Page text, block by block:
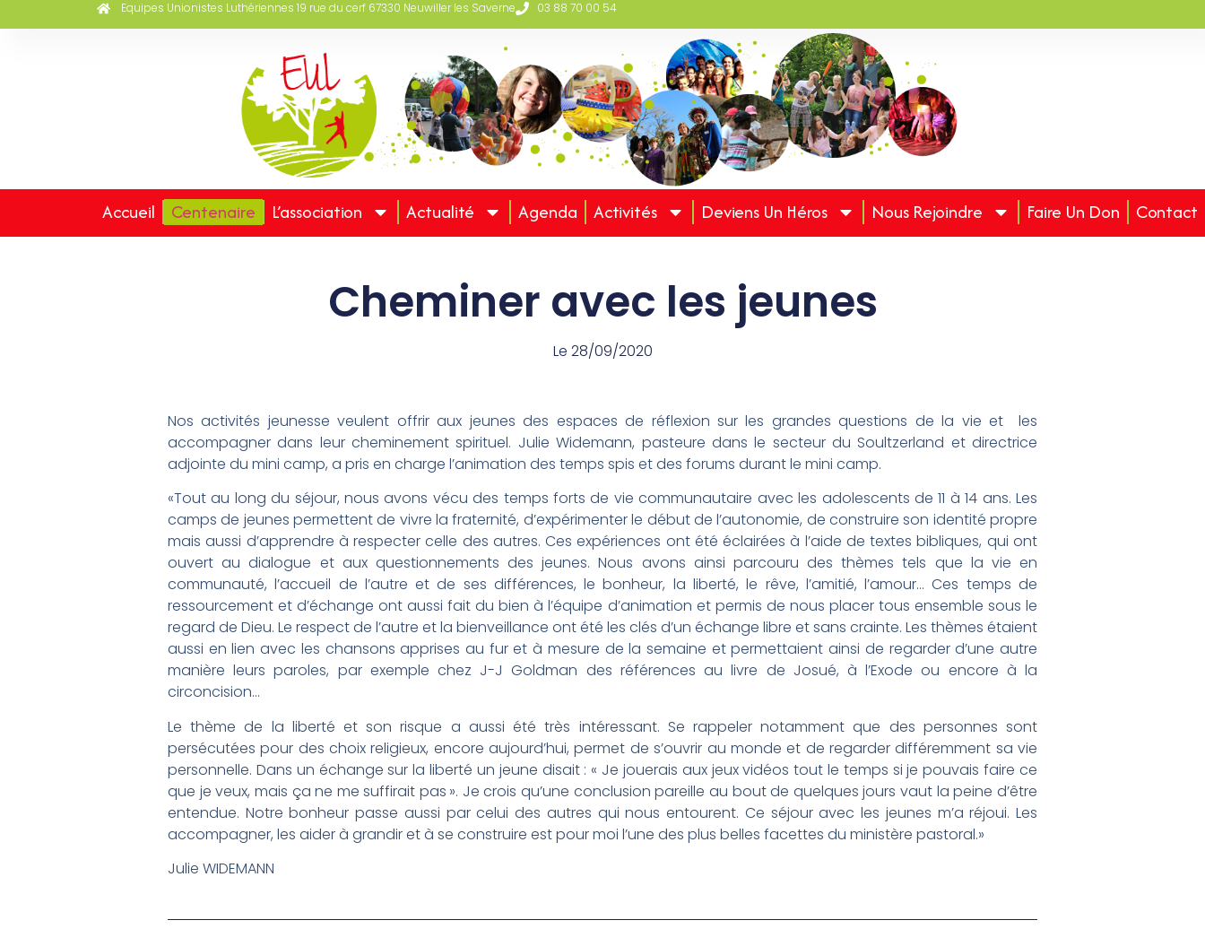
Equipes Unionistes Luthériennes 19 rue du cerf 67330 Neuwiller les Saverne 03 88 70 00 54
Accueil Centenaire L’association Actualité Agenda Activités Deviens Un Héros Nous Rejoindre Faire Un Don Contact
Cheminer avec les jeunes
Le 28/09/2020
Nos activités jeunesse veulent offrir aux jeunes des espaces de réflexion sur les grandes questions de la vie et les
accompagner dans leur cheminement spirituel. Julie Widemann, pasteure dans le secteur du Soultzerland et directrice
adjointe du mini camp, a pris en charge l’animation des temps spis et des forums durant le mini camp.
«Tout au long du séjour, nous avons vécu des temps forts de vie communautaire avec les adolescents de 11 à 14 ans. Les
camps de jeunes permettent de vivre la fraternité, d’expérimenter le début de l’autonomie, de construire son identité propre
mais aussi d’apprendre à respecter celle des autres. Ces expériences ont été éclairées à l’aide de textes bibliques, qui ont
ouvert au dialogue et aux questionnements des jeunes. Nous avons ainsi parcouru des thèmes tels que la vie en
communauté, l’accueil de l’autre et de ses différences, le bonheur, la liberté, le rêve, l’amitié, l’amour… Ces temps de
ressourcement et d’échange ont aussi fait du bien à l’équipe d’animation et permis de nous placer tous ensemble sous le
regard de Dieu. Le respect de l’autre et la bienveillance ont été les clés d’un échange libre et sans crainte. Les thèmes étaient
aussi en lien avec les chansons apprises au fur et à mesure de la semaine et permettaient ainsi de regarder d’une autre
manière leurs paroles, par exemple chez J-J Goldman des références au livre de Josué, à l’Exode ou encore à la
circoncision…
Le thème de la liberté et son risque a aussi été très intéressant. Se rappeler notamment que des personnes sont
persécutées pour des choix religieux, encore aujourd’hui, permet de s’ouvrir au monde et de regarder différemment sa vie
personnelle. Dans un échange sur la liberté un jeune disait : « Je jouerais aux jeux vidéos tout le temps si je pouvais faire ce
que je veux, mais ça ne me suffirait pas ». Je crois qu’une conclusion pareille au bout de quelques jours vaut la peine d’être
entendue. Notre bonheur passe aussi par celui des autres qui nous entourent. Ce séjour avec les jeunes m’a réjoui. Les
accompagner, les aider à grandir et à se construire est pour moi l’une des plus belles facettes du ministère pastoral.»
Julie WIDEMANN